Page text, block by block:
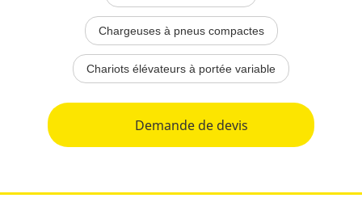
Chargeuses à pneus compactes
Chariots élévateurs à portée variable
Demande de devis